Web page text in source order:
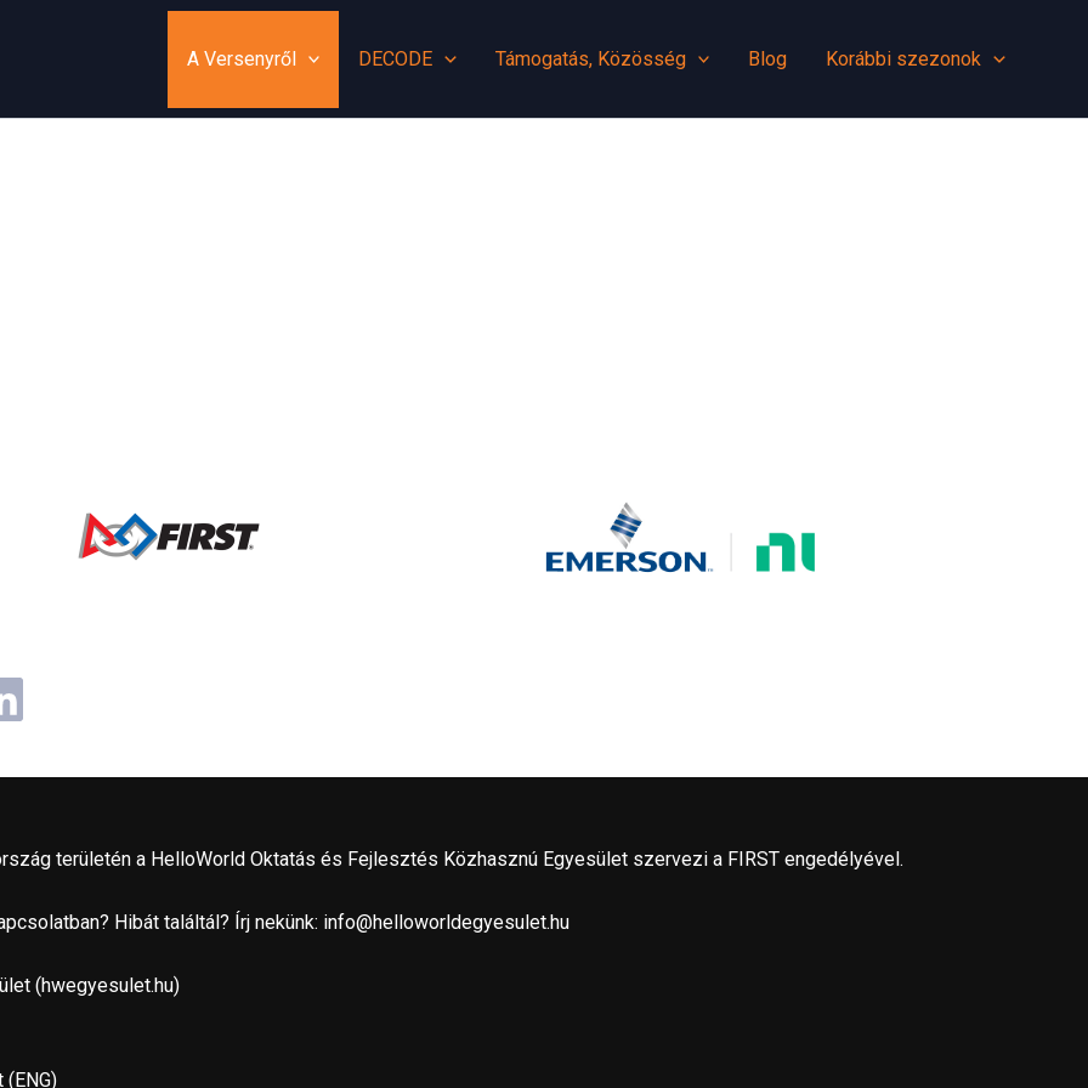
A Versenyről DECODE Támogatás, Közösség Blog Korábbi szezonok
területén a HelloWorld Oktatás és Fejlesztés Közhasznú Egyesület szervezi a FIRST engedélyével.
Hibát találtál? Írj nekünk: info@helloworldegyesulet.hu
(hwegyesulet.hu)